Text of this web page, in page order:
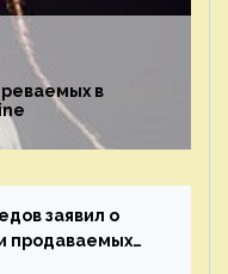
в
заявил о
продаваемых